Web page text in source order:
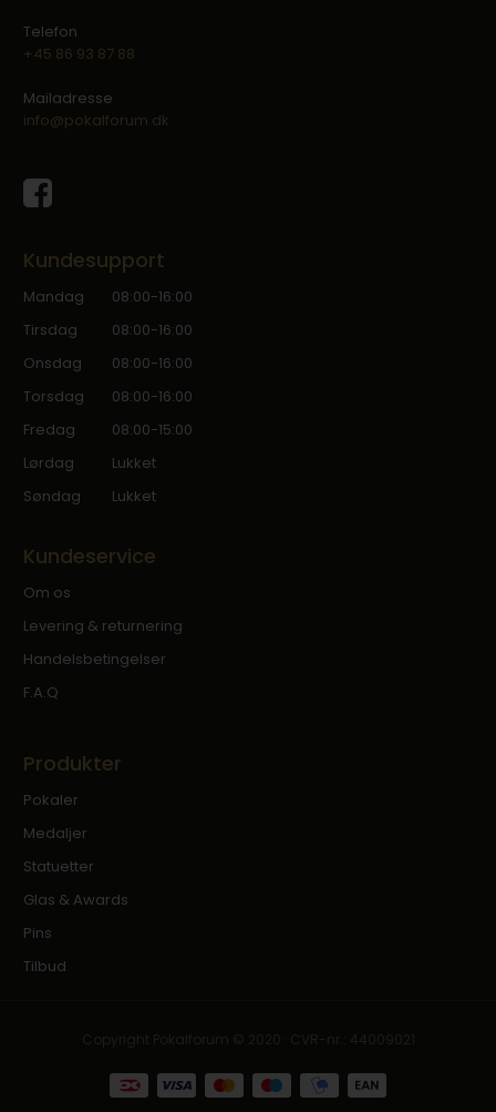
Telefon
+45 86 93 87 88
Mailadresse
info@pokalforum.dk
Kundesupport
Mandag
08:00-16:00
Tirsdag
08:00-16:00
Onsdag
08:00-16:00
Torsdag
08:00-16:00
Fredag
08:00-15:00
Lørdag
Lukket
Søndag
Lukket
Kundeservice
Om os
Levering & returnering
Handelsbetingelser
F.A.Q
Produkter
Pokaler
Medaljer
Statuetter
Glas & Awards
Pins
Tilbud